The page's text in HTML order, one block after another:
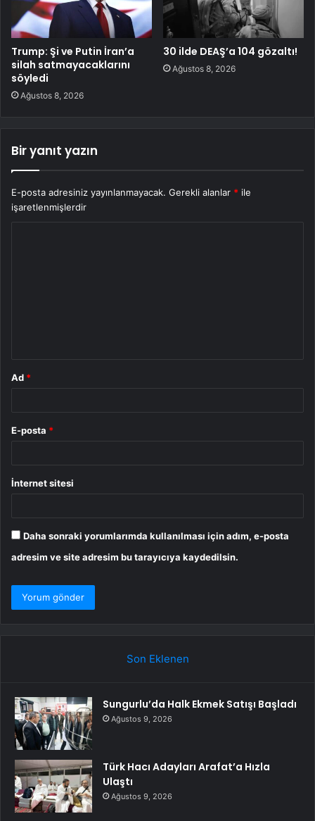
Trump: Şi ve Putin İran’a
silah satmayacaklarını
söyledi
Ağustos 8, 2026
30 ilde DEAŞ’a 104 gözaltı!
Ağustos 8, 2026
Bir yanıt yazın
E-posta adresiniz yayınlanmayacak. Gerekli alanlar * ile
işaretlenmişlerdir
Ad *
E-posta *
İnternet sitesi
Daha sonraki yorumlarımda kullanılması için adım, e-posta
adresim ve site adresim bu tarayıcıya kaydedilsin.
Son Eklenen
Sungurlu’da Halk Ekmek Satışı Başladı
Ağustos 9, 2026
Türk Hacı Adayları Arafat’a Hızla
Ulaştı
Ağustos 9, 2026